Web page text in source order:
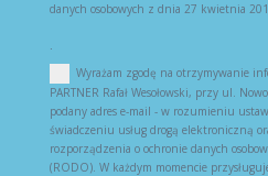
danych osobowych z dnia 27 kwietnia
Wyrażam zgodę na otrzymywanie
PARTNER Rafał Wesołowski, przy ul.
podany adres e-mail - w rozumieniu
świadczeniu usług drogą elektroniczną
rozporządzenia o ochronie danych
(RODO). W każdym momencie